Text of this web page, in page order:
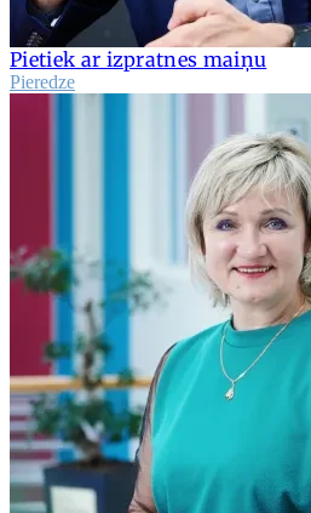
Pietiek ar izpratnes maiņu
Pieredze